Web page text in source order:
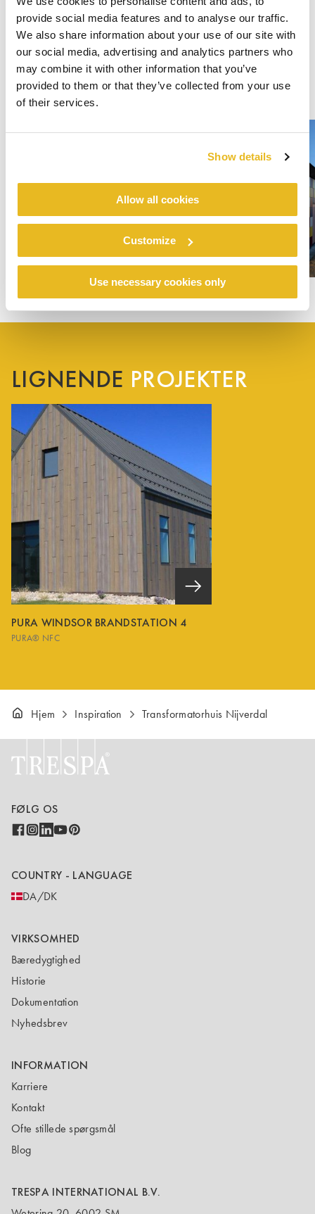
provide social media features and to analyse our traffic.
We also share information about your use of our site with
our social media, advertising and analytics partners who
may combine it with other information that you’ve
provided to them or that they’ve collected from your use
of their services.
Show details
Allow all cookies
Customize
Use necessary cookies only
LIGNENDE PROJEKTER
PURA WINDSOR BRANDSTATION 4
PURA® NFC
Hjem Inspiration Transformatorhuis Nijverdal
FØLG OS
COUNTRY - LANGUAGE
DA/DK
VIRKSOMHED
Bæredygtighed
Historie
Dokumentation
Nyhedsbrev
INFORMATION
Karriere
Kontakt
Ofte stillede spørgsmål
Blog
TRESPA INTERNATIONAL B.V.